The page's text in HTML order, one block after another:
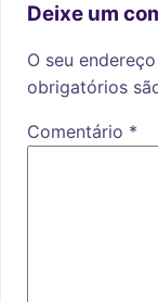
Deixe um
O seu
obrigatórios
Comentário *